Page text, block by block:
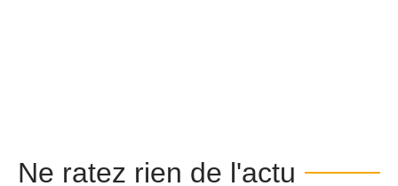
Ne ratez rien de l'actu